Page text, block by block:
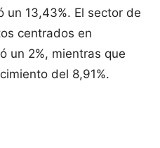
un 13,43%. El sector de
centrados en
un 2%, mientras que
del 8,91%.